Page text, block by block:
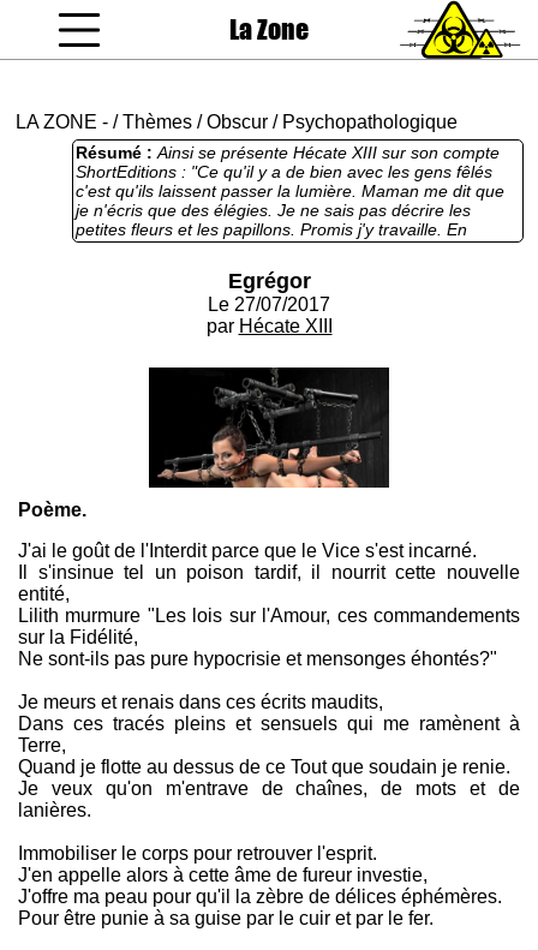
La Zone
LA ZONE - /Thèmes /Obscur / Psychopathologique
Résumé : Ainsi se présente Hécate XIII sur son compte
ShortEditions : "Ce qu'il y a de bien avec les gens fêlés
c'est qu'ils laissent passer la lumière. Maman me dit que
je n'écris que des élégies. Je ne sais pas décrire les
petites fleurs et les papillons. Promis j'y travaille. En
attendant mes poèmes sont mes exutoires. " et à la
lecture de sa première contribution sur la Zone, aucun
doute, elle semble assez bien cerner son personnage de
poétesse émogothique maudite avec humour et
autodérision. Généralement, sur la Zone, on ne publie pas
Smerdiakov. Comme le Grand Techno-Inquisiteur MySQL
Trismégiste végète dans les limbes de la geôle onirique
2222 et qu'on a plus de nouvelles de lui, on va donc
outrepasser cette règle séculaire au sein de notre ordre
secret et jauger un peu les réactions en commentaire que
cet affront va susciter. Peut être espérons-le, Dourak
viendra lui même s'en indigner ? (ça fera une bonne
passage) Croisons donc les doigts et prions très fort pour
ésotérico-hermético-guimauve de ce texte est assez
original pour rassasier l'appétit carnassier du lectorat.
Booba.
Egrégor
Le 27/07/2017
par Hécate XIII
Poème.
J'ai le goût de l'Interdit parce que le Vice s'est incarné.
Il s'insinue tel un poison tardif, il nourrit cette nouvelle
entité,
Lilith murmure "Les lois sur l'Amour, ces commandements
sur la Fidélité,
Ne sont-ils pas pure hypocrisie et mensonges éhontés?"
Je meurs et renais dans ces écrits maudits,
Dans ces tracés pleins et sensuels qui me ramènent à
Terre,
Quand je flotte au dessus de ce Tout que soudain je renie.
Je veux qu'on m'entrave de chaînes, de mots et de
lanières.
Immobiliser le corps pour retrouver l'esprit.
J'en appelle alors à cette âme de fureur investie,
J'offre ma peau pour qu'il la zèbre de délices éphémères.
Pour être punie à sa guise par le cuir et par le fer.